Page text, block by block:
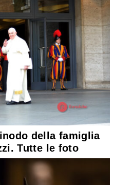
della famiglia
Tutte le foto